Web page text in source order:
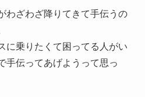
わざわざ降りてきて手伝うの
に乗りたくて困ってる人がい
手伝ってあげようって思っ